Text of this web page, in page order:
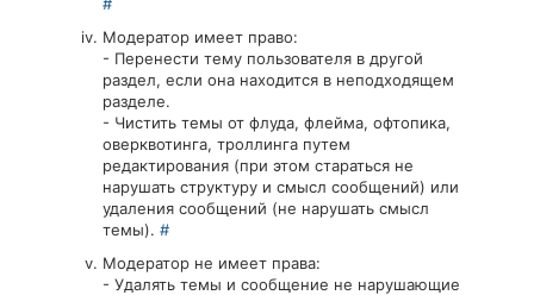
Модератор имеет право:
- Перенести тему пользователя в другой
раздел, если она находится в неподходящем
разделе.
- Чистить темы от флуда, флейма, офтопика,
оверквотинга, троллинга путем
редактирования (при этом стараться не
нарушать структуру и смысл сообщений) или
удаления сообщений (не нарушать смысл
темы). #
Модератор не имеет права:
- Удалять темы и сообщение не нарушающие